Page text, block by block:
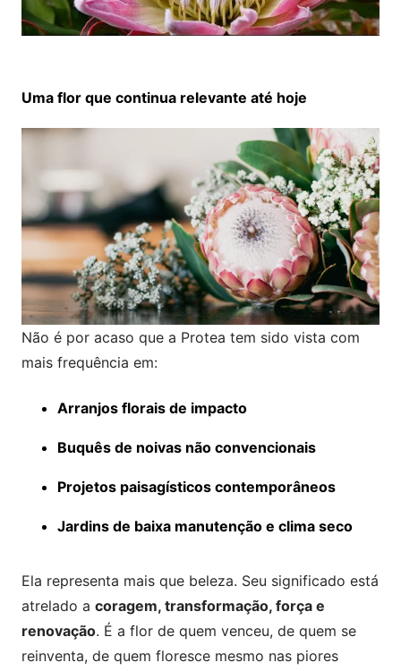
Uma flor que continua relevante até hoje
Não é por acaso que a Protea tem sido vista com
mais frequência em:
Arranjos florais de impacto
Buquês de noivas não convencionais
Projetos paisagísticos contemporâneos
Jardins de baixa manutenção e clima seco
Ela representa mais que beleza. Seu significado está
atrelado a coragem, transformação, força e
renovação. É a flor de quem venceu, de quem se
reinventa, de quem floresce mesmo nas piores